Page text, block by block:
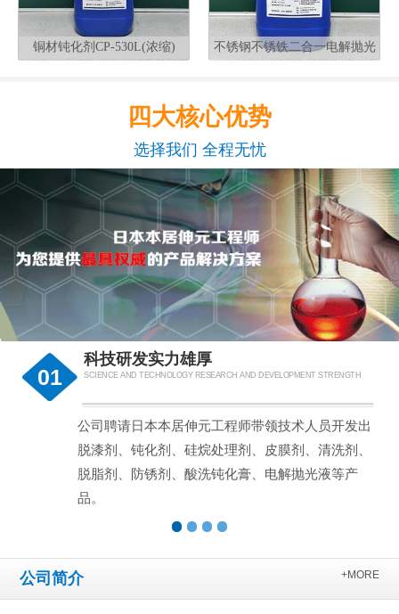
铜材钝化剂CP-530L(浓缩)
不锈钢不锈铁二合一电解抛光
四大核心优势
选择我们 全程无忧
01
科技研发实力雄厚
SCIENCE AND TECHNOLOGY RESEARCH AND DEVELOPMENT STRENGTH
公司聘请日本本居伸元工程师带领技术人员开发出
脱漆剂、钝化剂、硅烷处理剂、皮膜剂、清洗剂、
脱脂剂、防锈剂、酸洗钝化膏、电解抛光液等产
品。
公司简介 +MORE